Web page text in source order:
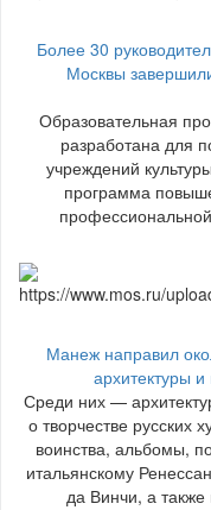
Более 30
Москвы
Образовательная
разработана для
учреждений
программа
Манеж направил
архитектуры
Среди них —
о творчестве русских
воинства, альбомы,
итальянскому
да Винчи, а